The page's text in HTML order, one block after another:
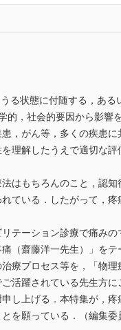
る状態に付随する，ある
，社会的要因から影響
，がん等，多くの疾患
理解したうえで適切な
はもちろんのこと，認知
ている．したがって，疼
テーション診療で痛みの
（齋藤洋一先生）」を
療プロセス等を，「物
活躍されている先生方に
し上げる．本特集が，疼
を願っている．（編集委